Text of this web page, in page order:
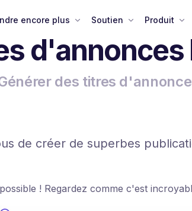
encore plus Soutien Produit
d'annonces
des titres
de créer de superbes
! Regardez comme c'est